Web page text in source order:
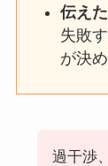
伝え
失敗
が決め
過干渉